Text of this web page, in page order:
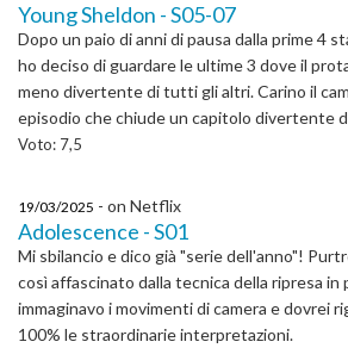
Young Sheldon - S05-07
Dopo un paio di anni di pausa dalla prime 4
ho deciso di guardare le ultime 3 dove il
meno divertente di tutti gli altri. Carino il
episodio che chiude un capitolo divertente
Voto: 7,5
19/03/2025 - on Netflix
Adolescence - S01
Mi sbilancio e dico già "serie dell'anno"!
così affascinato dalla tecnica della ripresa in
immaginavo i movimenti di camera e dovrei
100% le straordinarie interpretazioni.